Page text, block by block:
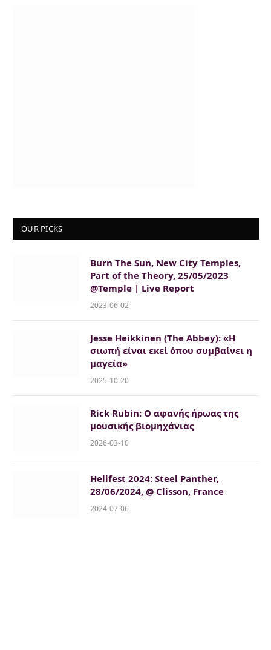
OUR PICKS
Burn The Sun, New City Temples,
Part of the Theory, 25/05/2023
@Temple | Live Report
2023-06-02
Jesse Heikkinen (The Abbey): «Η
σιωπή είναι εκεί όπου συμβαίνει η
μαγεία»
2025-10-20
Rick Rubin: Ο αφανής ήρωας της
μουσικής βιομηχάνιας
2026-03-10
Hellfest 2024: Steel Panther,
28/06/2024, @ Clisson, France
2024-07-06